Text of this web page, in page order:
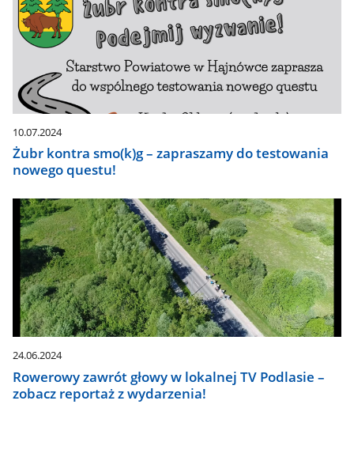
10.07.2024
Żubr kontra smo(k)g – zapraszamy do testowania
nowego questu!
24.06.2024
Rowerowy zawrót głowy w lokalnej TV Podlasie –
zobacz reportaż z wydarzenia!